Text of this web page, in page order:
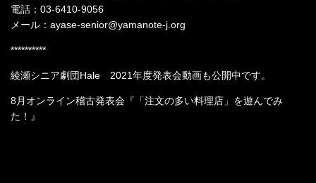
電話：03-6410-9056
メール：ayase-senior@yamanote-j.org
**********
綾瀬シニア劇団Hale 2021年度発表会動画も公開中です。
8月オンライン稽古発表会『「注文の多い料理店」を遊んでみ
た！』